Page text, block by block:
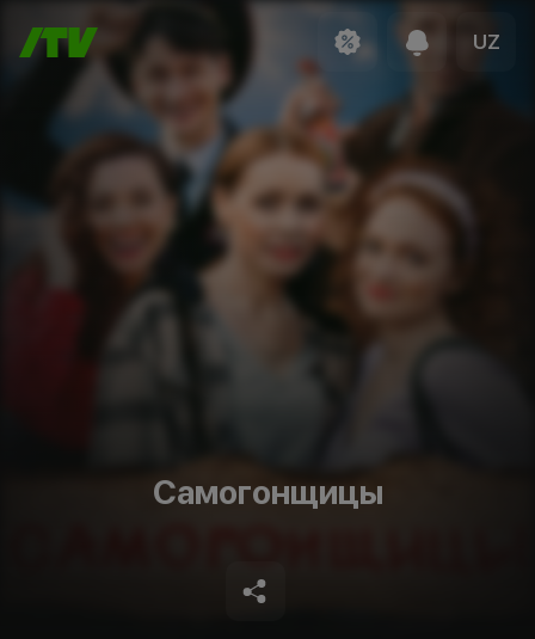
UZ
Самогонщицы